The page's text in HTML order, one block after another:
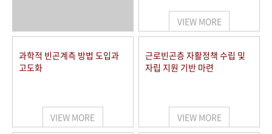
VIEW MORE
과학적 빈곤계측 방법 도입과
고도화
VIEW MORE
근로빈곤층 자활정책 수립 및
자립 지원 기반 마련
VIEW MORE